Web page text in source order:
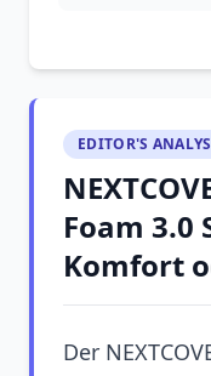
EDITOR'S
Foam 3.0
Komfort
Der